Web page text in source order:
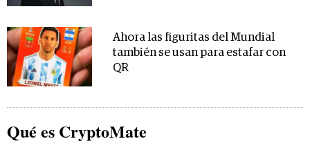
Ahora las figuritas del Mundial
también se usan para estafar con
QR
Qué es CryptoMate